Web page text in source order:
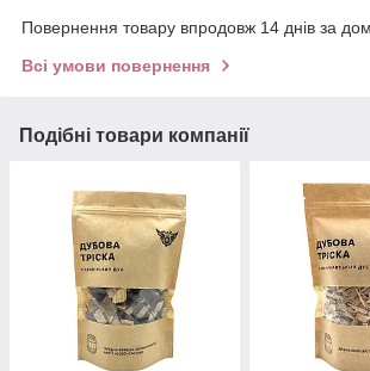
Повернення товару впродовж 14 днів за
Всі умови повернення
Подібні товари компанії